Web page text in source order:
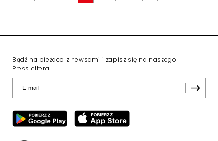
Bądź na bieżaco z newsami i zapisz się na naszego
Presslettera